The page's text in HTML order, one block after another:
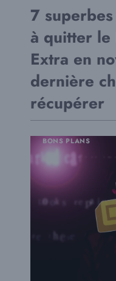
7
à quitter le
Extra en
dernière
récupérer
BONS PLANS